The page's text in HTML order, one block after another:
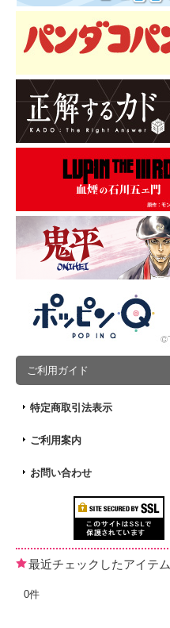
ご利用ガイド
特定商取引法表示
ご利用案内
お問い合わせ
最近チェックしたアイテム
0件